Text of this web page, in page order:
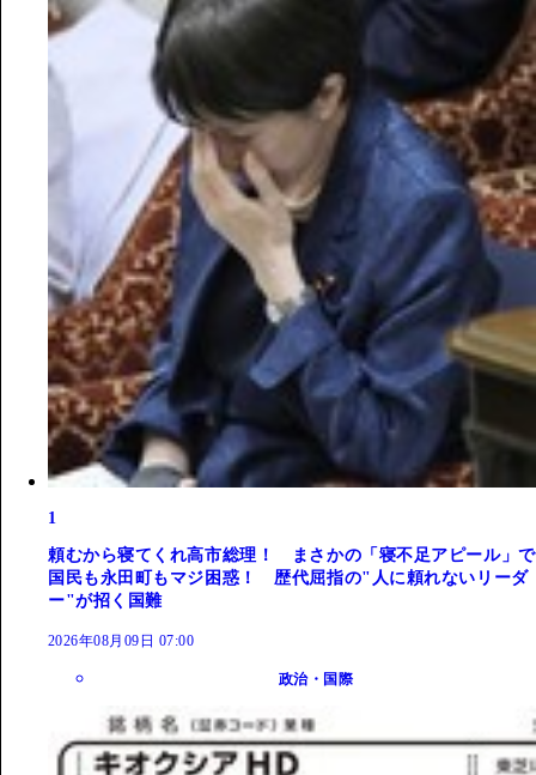
1
頼むから寝てくれ高市総理！ まさかの「寝不足アピール」で
国民も永田町もマジ困惑！ 歴代屈指の"人に頼れないリーダ
ー"が招く国難
2026年08月09日 07:00
政治・国際